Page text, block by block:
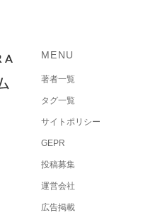
MENU
著者一覧
タグ一覧
サイトポリシー
GEPR
投稿募集
運営会社
広告掲載